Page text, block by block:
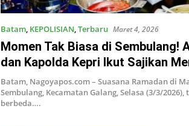
Batam, KEPOLISIAN,Terbaru Maret 4, 2026
Momen Tak Biasa di Sembulang!
dan Kapolda Kepri Ikut Sajikan
Puasa untuk Warga
Batam, Nagoyapos.com – Suasana Ramadan di
Sembulang, Kecamatan Galang, Selasa (3/3/2026),
berbeda….